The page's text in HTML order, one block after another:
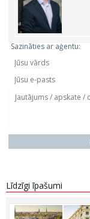
Sazināties ar aģentu:
Līdzīgi īpašumi